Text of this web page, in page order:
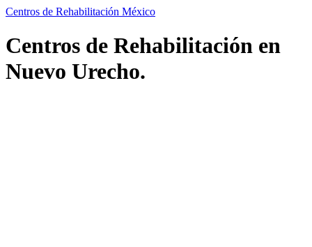
Centros de Rehabilitación México
Centros de Rehabilitación en
Nuevo Urecho.